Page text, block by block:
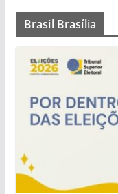
Brasil Brasília